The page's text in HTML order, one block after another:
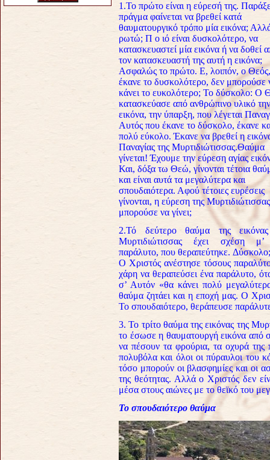
1.Το πρώτο είναι η εύρεσή της.
πράγμα φαίνεται να βρεθεί κατά
θαυματουργικό τρόπο μία εικόνα;
ρωτώ; Π ο ιό είναι δυσκολότερο, να
κατασκευαστεί μία εικόνα ή να δοθεί
τον κατασκευαστή της αυτή η εικόνα;
Ασφαλώς το πρώτο. Ε, λοιπόν, ο
έκανε το δυσκολότερο, δεν μπορούσε
κάνει το ευκολότερο; Το δύσκολο: Ο
κατασκεύασε από ανθρώπινο υλικό την
εικόνα, την ύπαρξη, που λέγεται
Αυτός που έκανε το δύσκολο, έκανε
πολύ εύκολο. Έκανε να βρεθεί η
Παναγίας της Μυρτιδιώτισσας.Θαύμα
γίνεται! Έχουμε την εύρεση αγίας
Και, δόξα τω Θεώ, γίνονται τέτοια
και είναι αυτά τα μεγαλύτερα και
σπουδαιότερα. Αφού τέτοιες ευρέσεις
γίνονται, η εύρεση της
μπορούσε να γίνει;
2.Τό δεύτερο θαύμα της
Μυρτιδιώτισσας έχει σχέση
παράλυτο, που θεραπεύτηκε.
Ο Χριστός ανέστησε τόσους
χάρη να θεραπεύσει ένα παράλυτο,
σ’ Αυτόν «θα κάνει πολύ
θαύμα ζητάει και η εποχή μας. Ο
Το σπουδαιότερο, θεράπευσε
3. Το τρίτο θαύμα της εικόνας της
το έσωσε η θαυματουργή εικόνα από
να πέσουν τα φρούρια, τα οχυρά της
πολυβόλα και όλοι οι πύραυλοι του
τόσο μπορούν οι βλασφημίες και οι
της θεότητας. Αλλά ο Χριστός δεν
μέσα στους αιώνες με το θεϊκό του
Το σπουδαιότερο θαύμα